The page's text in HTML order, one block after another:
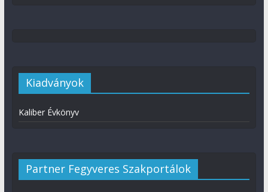
Kiadványok
Kaliber Évkönyv
Partner Fegyveres Szakportálok